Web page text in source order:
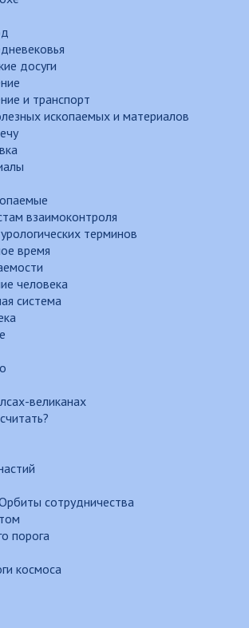
досуги
и транспорт
ископаемых и материалов
взаимоконтроля
терминов
время
человека
система
великанах
сотрудничества
порога
космоса